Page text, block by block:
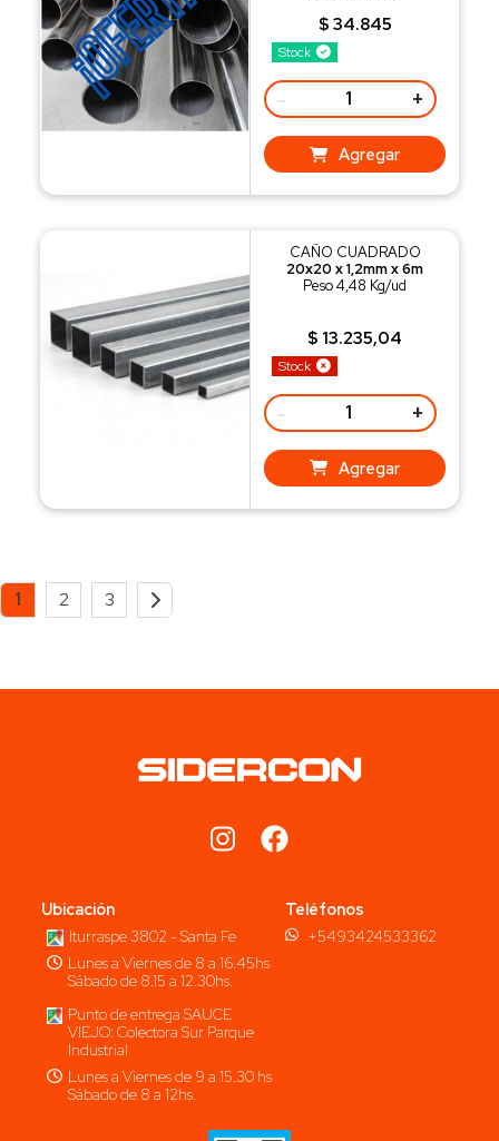
Stock
$ 34.845
- +
Agregar
Stock
CAÑO CUADRADO
20x20 x 1,2mm x 6m
Peso 4,48 Kg/ud
$ 13.235,04
- +
Agregar
1 2 3
Ubicación
Iturraspe 3802 - Santa Fe
Lunes a Viernes de 8 a 16.45hs
Sábado de 8.15 a 12.30hs.
Punto de entrega SAUCE
VIEJO: Colectora Sur Parque
Industrial
Lunes a Viernes de 9 a 15.30 hs
Sábado de 8 a 12hs.
Teléfonos
+5493424533362